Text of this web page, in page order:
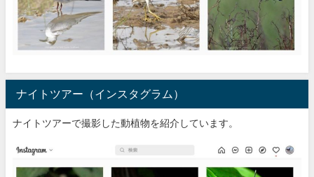
ナイトツアー（インスタグラム）
ナイトツアーで撮影した動植物を紹介しています。